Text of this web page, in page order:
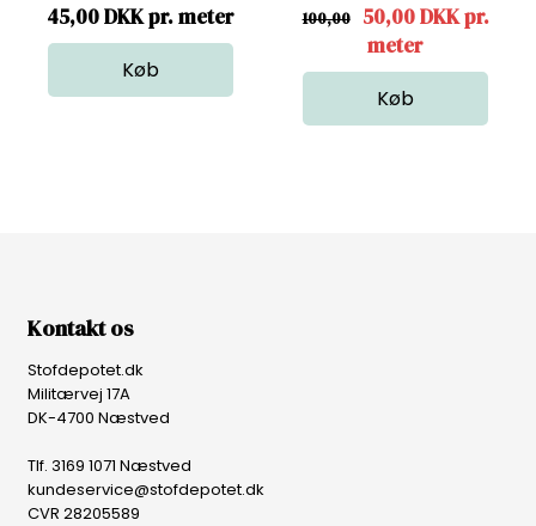
45,00 DKK pr. meter
100,00
50,00 DKK pr.
meter
Kontakt os
Stofdepotet.dk
Militærvej 17A
DK-4700 Næstved
Tlf. 3169 1071 Næstved
kundeservice@stofdepotet.dk
CVR 28205589